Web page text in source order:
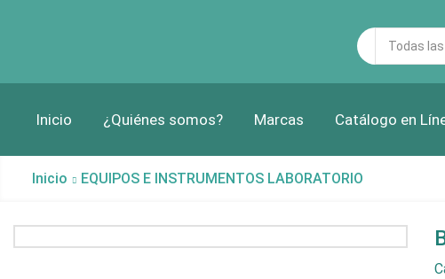
Search
Inicio ¿Quiénes somos? Marcas Catálogo en
Inicio EQUIPOS E INSTRUMENTOS LABORATORIO